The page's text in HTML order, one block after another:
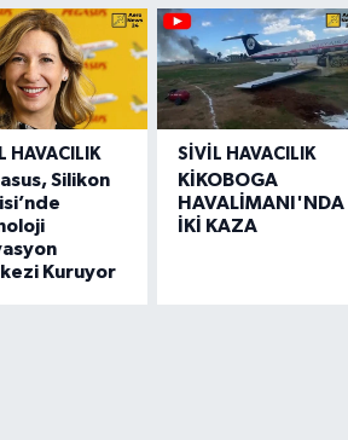
HAVACILIK
Silikon
Kuruyor
SIVIL HAVACILIK
KİKOBOGA
HAVALİMANI'NDA
İKİ KAZA